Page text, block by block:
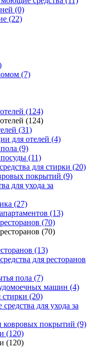
(0)
(22)
(7)
(124)
(124)
(31)
для отелей (4)
(9)
(11)
для стирки (20)
покрытий (9)
для ухода за
(27)
(13)
(70)
(70)
(13)
для ресторанов
пола (7)
машин (4)
(20)
для ухода за
ковровых покрытий (9)
(120)
(120)